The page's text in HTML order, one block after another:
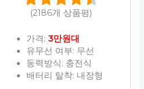
(2186개 상품평)
가격: 3만원대
유무선 여부: 무선
동력방식: 충전식
배터리 탈착: 내장형